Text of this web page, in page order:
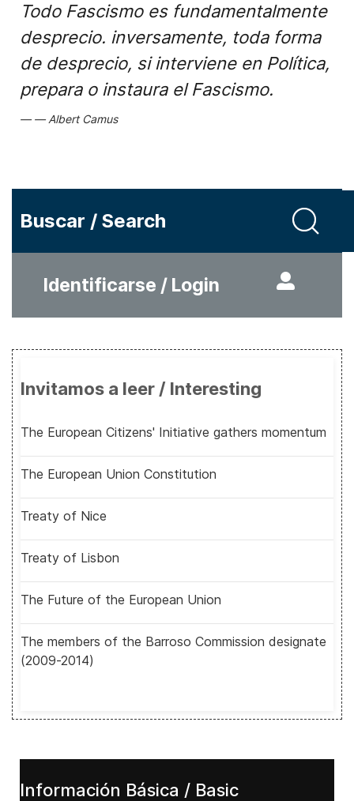
Todo Fascismo es fundamentalmente
desprecio. inversamente, toda forma
de desprecio, si interviene en Política,
prepara o instaura el Fascismo.
Albert Camus
Buscar / Search
Identificarse / Login
Invitamos a leer / Interesting
The European Citizens' Initiative gathers momentum
The European Union Constitution
Treaty of Nice
Treaty of Lisbon
The Future of the European Union
The members of the Barroso Commission designate
(2009-2014)
Información Básica / Basic